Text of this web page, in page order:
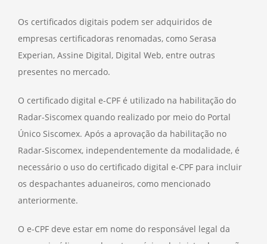
Os certificados digitais podem ser adquiridos de
empresas certificadoras renomadas, como Serasa
Experian, Assine Digital, Digital Web, entre outras
presentes no mercado.
O certificado digital e-CPF é utilizado na habilitação do
Radar-Siscomex quando realizado por meio do Portal
Único Siscomex. Após a aprovação da habilitação no
Radar-Siscomex, independentemente da modalidade, é
necessário o uso do certificado digital e-CPF para incluir
os despachantes aduaneiros, como mencionado
anteriormente.
O e-CPF deve estar em nome do responsável legal da